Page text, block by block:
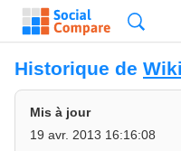
Historique de
Mis à jour
19 avr. 2013 16:16:08